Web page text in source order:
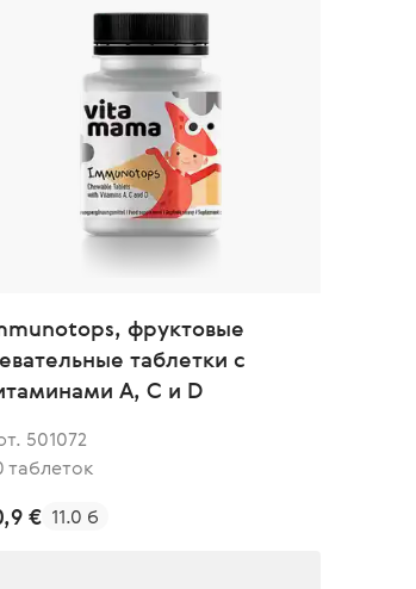
фруктовые
таблетки с
A, C и D
501072
таблеток
€ 11.0 б